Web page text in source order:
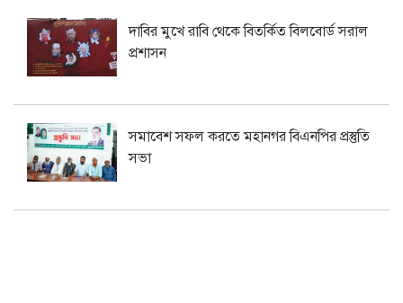
দাবির মুখে রাবি থেকে বিতর্কিত বিলবোর্ড সরাল
প্রশাসন
সমাবেশ সফল করতে মহানগর বিএনপির প্রস্তুতি
সভা